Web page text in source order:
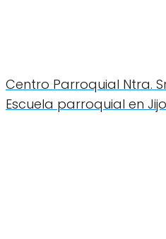
Centro Parroquial Ntra.
Escuela parroquial en